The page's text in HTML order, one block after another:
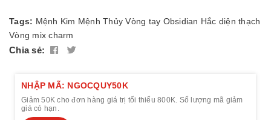
Tags: Mệnh Kim Mệnh Thủy Vòng tay Obsidian Hắc diện thạch
Vòng mix charm
Chia sẻ:
NHẬP MÃ: NGOCQUY50K
Giảm 50K cho đơn hàng giá trị tối thiểu 800K. Số lượng mã giảm
giá có hạn.